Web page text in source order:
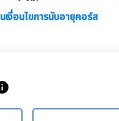
เงื่อนไขการนับอายุคอร์ส